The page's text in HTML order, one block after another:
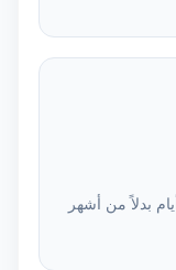
بدلاً من أشهر